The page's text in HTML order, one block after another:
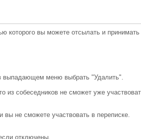
вы можете отсылать и
выпадающем меню выбрать "Удалить".
собеседников не сможет уже
вы не сможете участвовать в переписке.
отключены.